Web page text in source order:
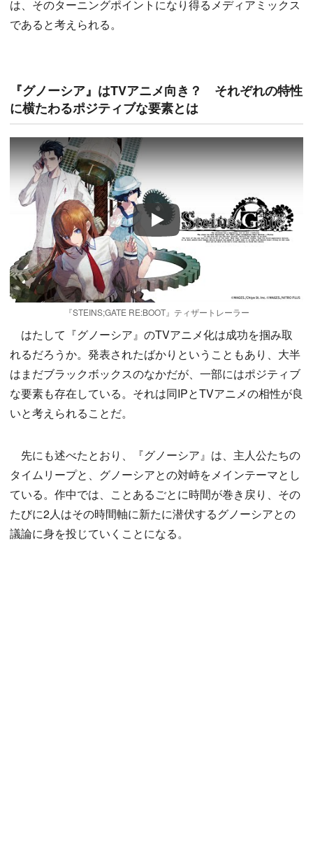
は、そのターニングポイントになり得るメディアミックス
であると考えられる。
『グノーシア』はTVアニメ向き？ それぞれの特性
に横たわるポジティブな要素とは
Play
『STEINS;GATE RE:BOOT』ティザートレーラー
はたして『グノーシア』のTVアニメ化は成功を掴み取
れるだろうか。発表されたばかりということもあり、大半
はまだブラックボックスのなかだが、一部にはポジティブ
な要素も存在している。それは同IPとTVアニメの相性が良
いと考えられることだ。
先にも述べたとおり、『グノーシア』は、主人公たちの
タイムリープと、グノーシアとの対峙をメインテーマとし
ている。作中では、ことあるごとに時間が巻き戻り、その
たびに2人はその時間軸に新たに潜伏するグノーシアとの
議論に身を投じていくことになる。